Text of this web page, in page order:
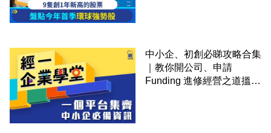
中小企、初創必睇攻略合集
｜教你開公司、申請
Funding 進修經營之道搵大